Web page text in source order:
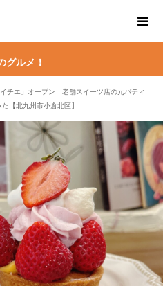
グルメ！
イチエ」オープン 老舗スイーツ店の元パティ
【北九州市小倉北区】